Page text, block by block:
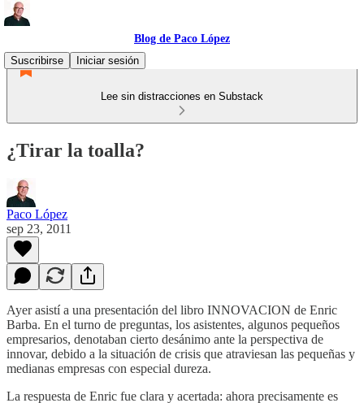
Blog de Paco López
Suscribirse
Iniciar sesión
Lee sin distracciones en Substack
¿Tirar la toalla?
Paco López
sep 23, 2011
Ayer asistí a una presentación del libro INNOVACION de Enric
Barba. En el turno de preguntas, los asistentes, algunos pequeños
empresarios, denotaban cierto desánimo ante la perspectiva de
innovar, debido a la situación de crisis que atraviesan las pequeñas y
medianas empresas con especial dureza.
La respuesta de Enric fue clara y acertada: ahora precisamente es